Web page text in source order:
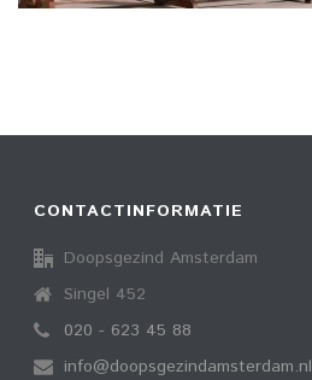
CONTACTINFORMATIE
Doopsgezind Amsterdam
Singel 452
020 - 623 45 88
info@doopsgezindamsterdam.nl